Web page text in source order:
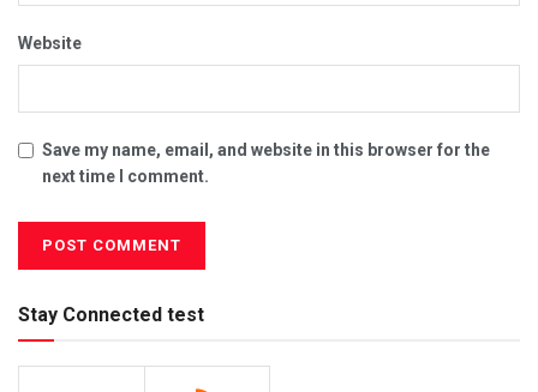
Website
Save my name, email, and website in this browser for the
next time I comment.
Stay Connected test